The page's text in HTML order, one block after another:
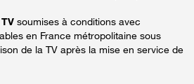
soumises à conditions avec
en France métropolitaine sous
de la TV après la mise en service de